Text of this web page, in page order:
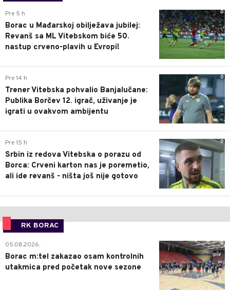
0
Pre 5 h
Borac u Mađarskoj obilježava jubilej:
Revanš sa ML Vitebskom biće 50.
nastup crveno-plavih u Evropi!
0
Pre 14 h
Trener Vitebska pohvalio Banjalučane:
Publika Borčev 12. igrač, uživanje je
igrati u ovakvom ambijentu
0
Pre 15 h
Srbin iz redova Vitebska o porazu od
Borca: Crveni karton nas je poremetio,
ali ide revanš - ništa još nije gotovo
RK BORAC
0
05.08.2026.
Borac m:tel zakazao osam kontrolnih
utakmica pred početak nove sezone